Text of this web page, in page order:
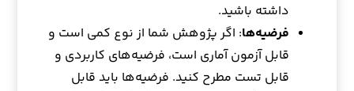
داشته باشید.
فرضیه‌ها: اگر پژوهش شما از نوع کمی است و
قابل آزمون آماری است، فرضیه‌های کاربردی و
قابل تست مطرح کنید. فرضیه‌ها باید قابل